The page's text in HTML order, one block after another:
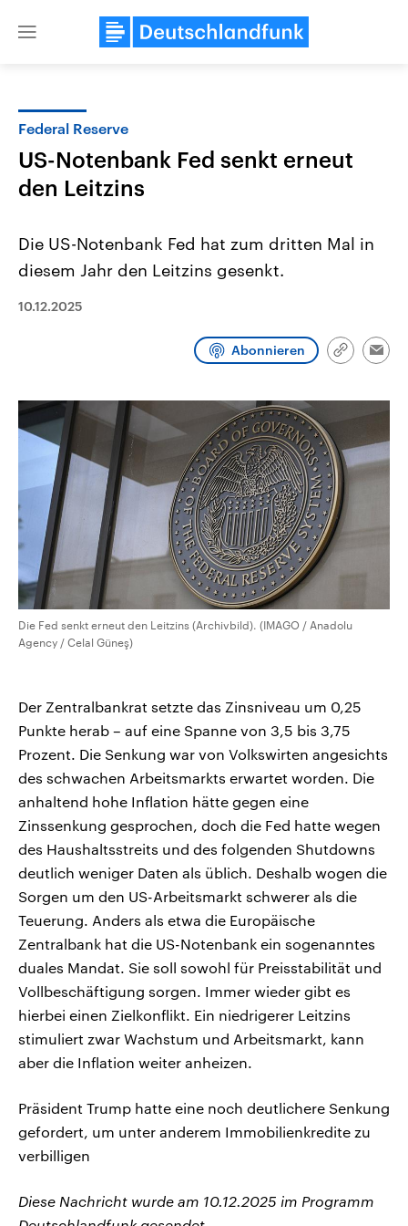
Close
Bundesland von einer Koalition aus
CDU, SPD und FDP regiert.-
Umfragen, Prognosen,
Wahlprogramme, aktuelle Berichte
und Hintergründe zu den Parteien
und Kandidaten der anstehenden
Wahl.
Hintergründe
Wirtschaftlich und
mit großem Einfluss auf
aktuelle Weltgeschehen.
Sendungen Programm Podcasts
Audio-Archiv
Federal Reserve
US-Notenbank Fed senkt erneut
den Leitzins
Die US-Notenbank Fed hat zum dritten Mal in
diesem Jahr den Leitzins gesenkt.
10.12.2025
Abonnieren
Link
Die Fed senkt erneut den Leitzins (Archivbild). (IMAGO / Anadolu
Agency / Celal Güneş)
Der Zentralbankrat setzte das Zinsniveau um 0,25
Punkte herab – auf eine Spanne von 3,5 bis 3,75
Prozent. Die Senkung war von Volkswirten angesichts
des schwachen Arbeitsmarkts erwartet worden. Die
anhaltend hohe Inflation hätte gegen eine
Zinssenkung gesprochen, doch die Fed hatte wegen
des Haushaltsstreits und des folgenden Shutdowns
deutlich weniger Daten als üblich. Deshalb wogen die
Sorgen um den US-Arbeitsmarkt schwerer als die
Teuerung. Anders als etwa die Europäische
Zentralbank hat die US-Notenbank ein sogenanntes
duales Mandat. Sie soll sowohl für Preisstabilität und
Vollbeschäftigung sorgen. Immer wieder gibt es
hierbei einen Zielkonflikt. Ein niedrigerer Leitzins
stimuliert zwar Wachstum und Arbeitsmarkt, kann
aber die Inflation weiter anheizen.
Präsident Trump hatte eine noch deutlichere Senkung
gefordert, um unter anderem Immobilienkredite zu
verbilligen
Diese Nachricht wurde am 10.12.2025 im Programm